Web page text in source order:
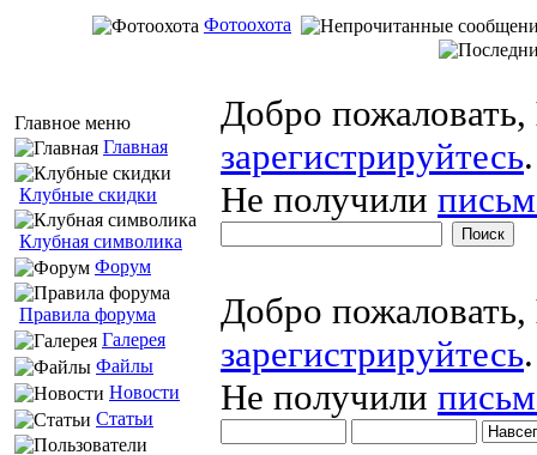
Фотоохота
Главное меню
Главная
Клубные скидки
Клубная символика
Форум
Правила форума
Галерея
Файлы
Новости
Статьи
Добро пожаловать,
зарегистрируйтесь.
Не получили
Добро пожаловать,
зарегистрируйтесь.
Не получили